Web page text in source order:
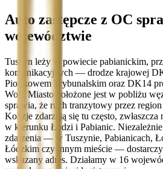
Auto zastępcze z OC
województwie
Tuszyn leży w powiecie pabianickim,
komunikacyjnych — drodze krajowej
Piotrkowem Trybunalskim oraz DK14
Woli. Miasto położone jest w pobliżu
sprawia, że ruch tranzytowy przez
Kolizje zdarzają się tu często,
w kierunku Łodzi i Pabianic. Niezależnie
zdarzenia — w Tuszynie, Pabianicach,
Łódzkim czy innym mieście —
wskazany adres. Działamy w 16